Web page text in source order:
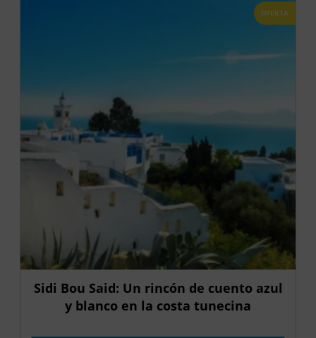
OFERTA
Sidi Bou Said: Un rincón de cuento azul
y blanco en la costa tunecina